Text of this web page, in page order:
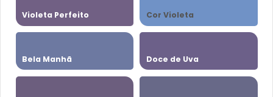
Violeta Perfeito Cor Violeta
Bela Manhã Doce de Uva